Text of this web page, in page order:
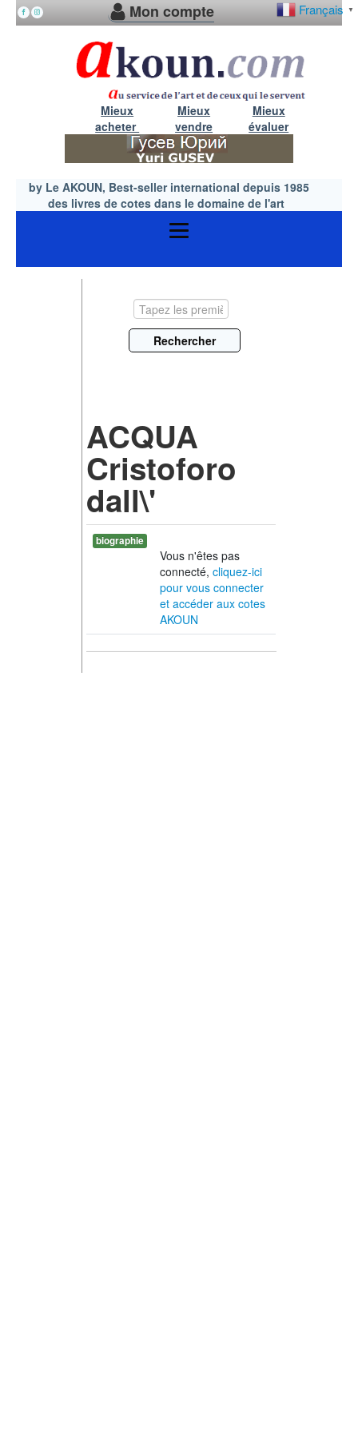
Français ▼
Mon compte
Mieux
acheter
Mieux
vendre
Mieux
évaluer
by Le AKOUN, Best-seller international depuis 1985
des livres de cotes dans le domaine de l'art
ACQUA
Cristoforo
dall\'
biographie
Vous n'êtes pas
connecté, cliquez-ici
pour vous connecter
et accéder aux cotes
AKOUN